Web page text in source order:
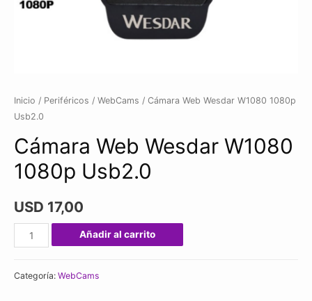
Inicio / Periféricos / WebCams / Cámara Web Wesdar W1080 1080p
Usb2.0
Cámara Web Wesdar W1080
1080p Usb2.0
USD 17,00
Cámara
Web
W1080
Añadir al carrito
Categoría: WebCams